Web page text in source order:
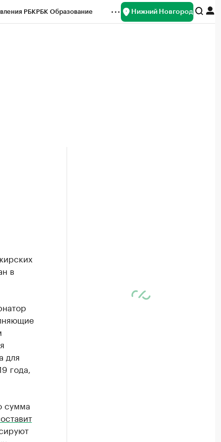
РБКРБК Образование Нижний Новгород
в
для
года,
сумма